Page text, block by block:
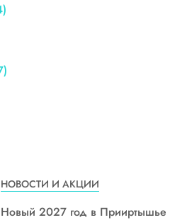
НОВОСТИ И АКЦИИ
Новый 2027 год в Прииртышье